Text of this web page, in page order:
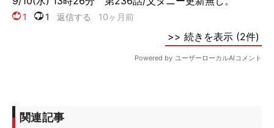
関連記事